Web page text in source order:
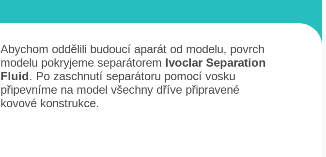
Abychom oddělili budoucí aparát od modelu, povrch
modelu pokryjeme separátorem Ivoclar Separation
Fluid. Po zaschnutí separátoru pomocí vosku
připevníme na model všechny dříve připravené
kovové konstrukce.